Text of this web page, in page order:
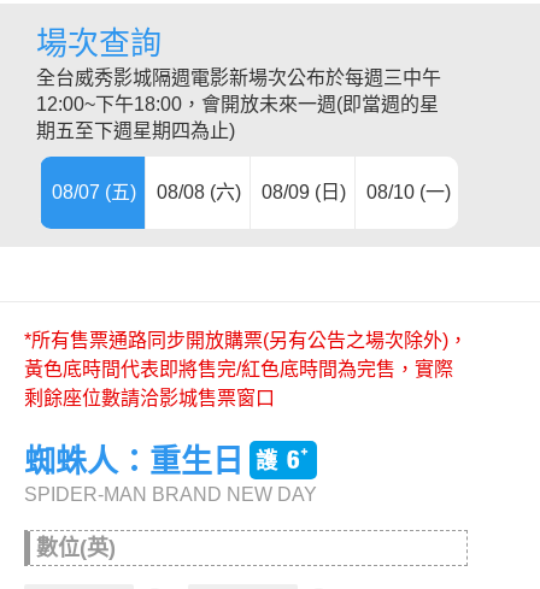
場次查詢
全台威秀影城隔週電影新場次公布於每週三中午
12:00~下午18:00，會開放未來一週(即當週的星
期五至下週星期四為止)
08/07 (五) 08/08 (六) 08/09 (日) 08/10 (一)
*所有售票通路同步開放購票(另有公告之場次除外)，
黃色底時間代表即將售完/紅色底時間為完售，實際
剩餘座位數請洽影城售票窗口
蜘蛛人：重生日
SPIDER-MAN BRAND NEW DAY
數位(英)